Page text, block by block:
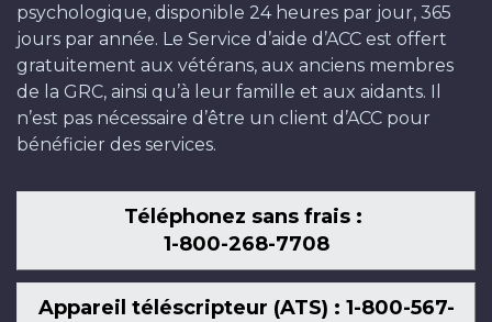
psychologique, disponible 24 heures par jour, 365
jours par année. Le Service d’aide d’ACC est offert
gratuitement aux vétérans, aux anciens membres
de la GRC, ainsi qu’à leur famille et aux aidants. Il
n’est pas nécessaire d’être un client d’ACC pour
bénéficier des services.
Téléphonez sans frais :
1-800-268-7708
Appareil téléscripteur (ATS) : 1-800-567-